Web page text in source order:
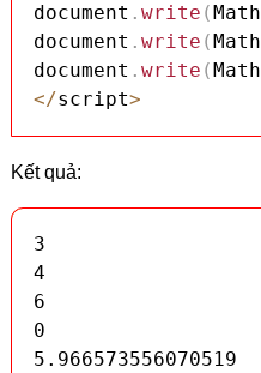
document . write (Math
document . write (Math
document . write (Math
</script>
Kết quả:
3
4
6
0
5.966573556070519